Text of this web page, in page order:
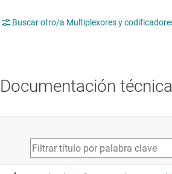
Buscar otro/a Multiplexores y
Documentación técnica